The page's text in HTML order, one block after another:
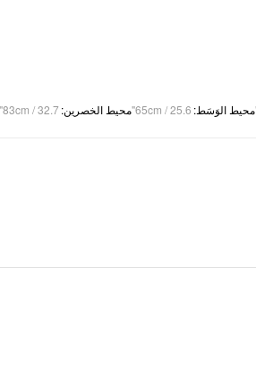
محيط الوَسَط:
65cm / 25.6" محيط الخصرين:
83cm / 32.7"